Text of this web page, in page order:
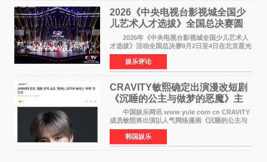
2026《中央电视台影视城全国少
儿艺术人才选拔》全国总决赛圆
满落幕
2026年《中央电视台影视城全国少儿艺术人
才选拔》活动全国总决赛8月2日至4日在北京星光
影视园成功举办！ 活动于8月2日迎来全国总
决赛的盛大开幕。一年一度的该项活动依然延续
着经典的四大板
娱乐评论
CRAVITY敏熙确定出演漫改短剧
《沉睡的公主与做梦的恶魔》主
人公
中国娱乐网讯 www yule com cn CRAVITY
成员敏熙将出演以人气网络漫画《沉睡的公主与
做梦的恶魔》为原作的短剧，担任主人公。
该短剧讲述了一直照顾陷入沉睡状态女友的吴
敏，在夜空中看
韩国娱乐